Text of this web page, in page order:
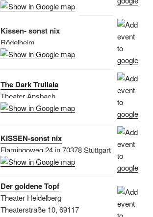
Kissen- sonst nix
Rödelheim
The Dark Trullala
Theater Ansbach
KISSEN-sonst nix
Flamingoweg 24 in 70378 Stuttgart
Der goldene Topf
Theater Heidelberg
Theaterstraße 10, 69117